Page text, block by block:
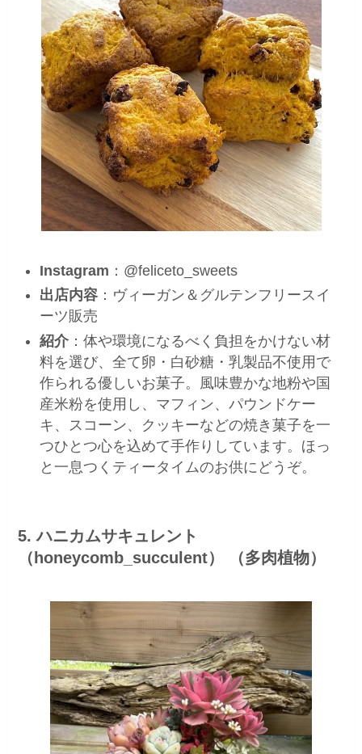
Instagram ：@feliceto_sweets
出店内容 ：ヴィーガン＆グルテンフリースイ
ーツ販売
紹介 ：体や環境になるべく負担をかけない材
料を選び、全て卵・白砂糖・乳製品不使用で
作られる優しいお菓子。風味豊かな地粉や国
産米粉を使用し、マフィン、パウンドケー
キ、スコーン、クッキーなどの焼き菓子を一
つひとつ心を込めて手作りしています。ほっ
と一息つくティータイムのお供にどうぞ。
5. ハニカムサキュレント
（honeycomb_succulent） （多肉植物）